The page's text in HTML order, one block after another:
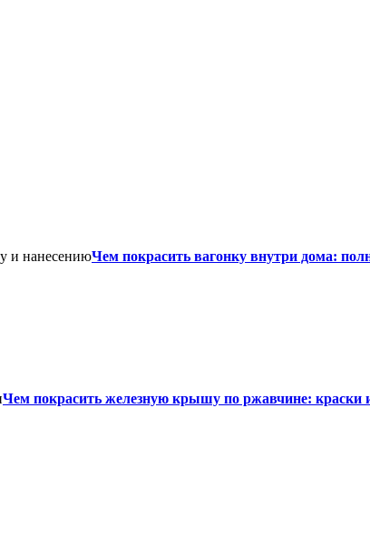
Чем покрасить вагонку внутри дома:
Чем покрасить железную крышу по ржавчине: краски